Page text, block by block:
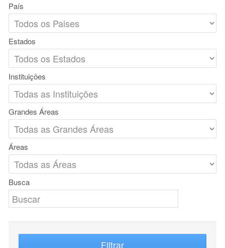
País
Estados
Instituições
Grandes Áreas
Áreas
Busca
Filtrar